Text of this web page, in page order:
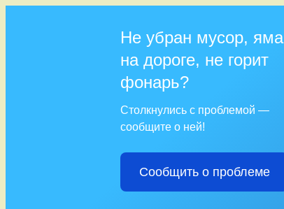
Не убран мусор, яма
на дороге, не горит
фонарь?
Столкнулись с проблемой —
сообщите о ней!
Сообщить о проблеме